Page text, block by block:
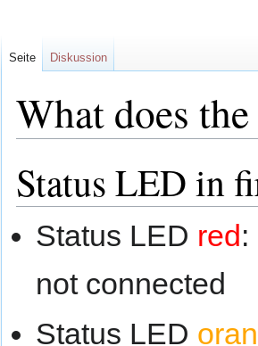
What does
Navigation
springen
Suche
springen
Status LED in
Status LED red
not connected
Status LED
Seite Diskussion